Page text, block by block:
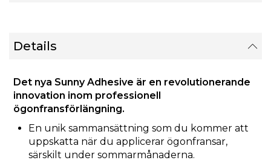
Details
Det nya Sunny Adhesive är en revolutionerande
innovation inom professionell
ögonfransförlängning.
En unik sammansättning som du kommer att
uppskatta när du applicerar ögonfransar,
särskilt under sommarmånaderna.